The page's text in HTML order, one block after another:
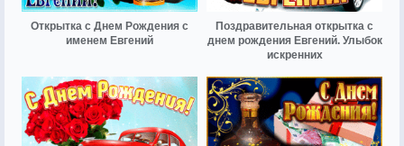
Открытка с Днем Рождения с
именем Евгений
Поздравительная открытка с
днем рождения Евгений. Улыбок
искренних